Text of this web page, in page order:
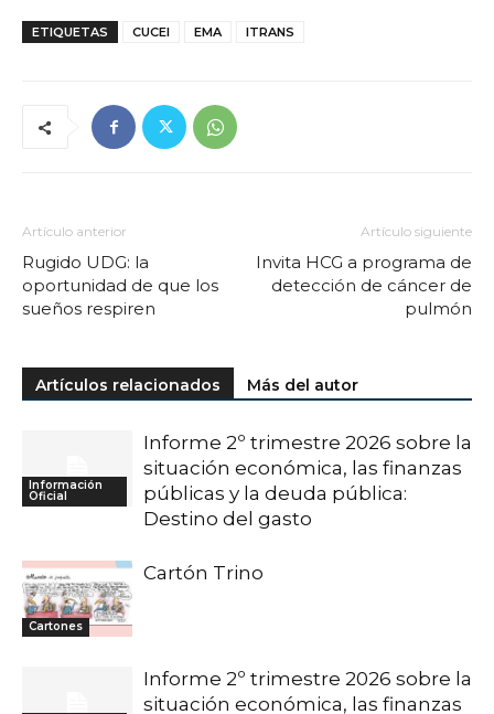
ETIQUETAS CUCEI EMA ITRANS
Artículo anterior
Rugido UDG: la
oportunidad de que los
sueños respiren
Artículo siguiente
Invita HCG a programa de
detección de cáncer de
pulmón
Artículos relacionados Más del autor
Información
Oficial
Informe 2º trimestre 2026 sobre la
situación económica, las finanzas
públicas y la deuda pública:
Destino del gasto
Cartones
Cartón Trino
Informe 2º trimestre 2026 sobre la
situación económica, las finanzas